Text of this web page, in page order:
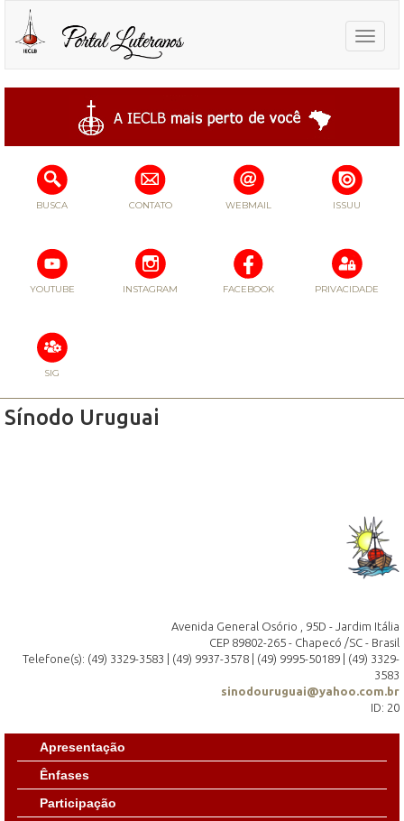
Toggle
BUSCA CONTATO WEBMAIL ISSUU
YOUTUBE INSTAGRAM FACEBOOK PRIVACIDADE
SIG
Sínodo Uruguai
Avenida General Osório , 95D - Jardim Itália
CEP 89802-265 - Chapecó /SC - Brasil
Telefone(s): (49) 3329-3583 | (49) 9937-3578 | (49) 9995-50189 | (49) 3329-
3583
sinodouruguai@yahoo.com.br
ID: 20
Apresentação
Ênfases
Participação